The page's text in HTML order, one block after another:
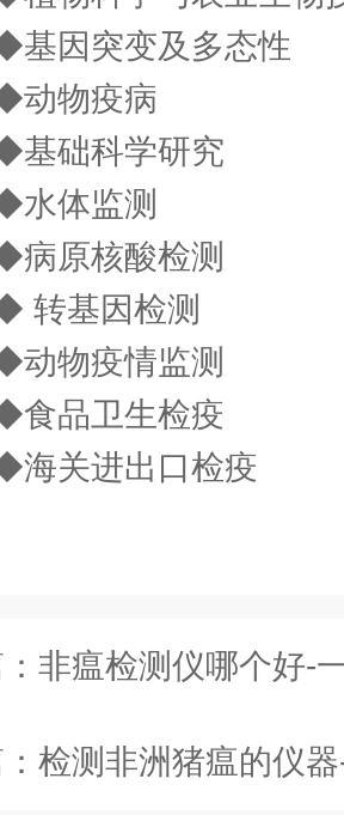
突变及多态性
物疫病
础科学研究
体监测
核酸检测
基因检测
疫情监测
品卫生检疫
进出口检疫
非瘟检测仪哪个好-一款未来可
检测非洲猪瘟的仪器-一款增强动物